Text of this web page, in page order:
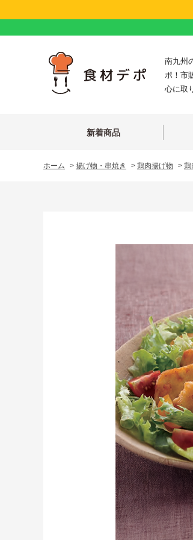
南九州
ポ！市
心に取
新着商品
ホーム > 揚げ物・串焼き > 鶏肉揚げ物 > 鶏